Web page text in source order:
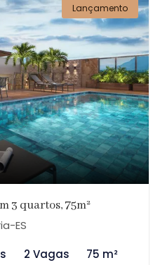
Lançamento
3 quartos, 75m²
ES
2 Vagas 75 m²